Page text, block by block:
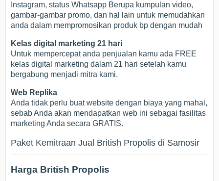
Instagram, status Whatsapp Berupa kumpulan video,
gambar-gambar promo, dan hal lain untuk memudahkan
anda dalam mempromosikan produk bp dengan mudah
Kelas digital marketing 21 hari
Untuk mempercepat anda penjualan kamu ada FREE
kelas digital marketing dalam 21 hari setelah kamu
bergabung menjadi mitra kami.
Web Replika
Anda tidak perlu buat website dengan biaya yang mahal,
sebab Anda akan mendapatkan web ini sebagai fasilitas
marketing Anda secara GRATIS.
Paket Kemitraan Jual British Propolis di Samosir
Harga British Propolis